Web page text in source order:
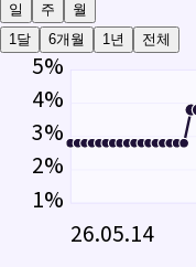
일 주
월
1달
6개월 1년 전체
5%
4%
3%
2%
1%
26.05.14